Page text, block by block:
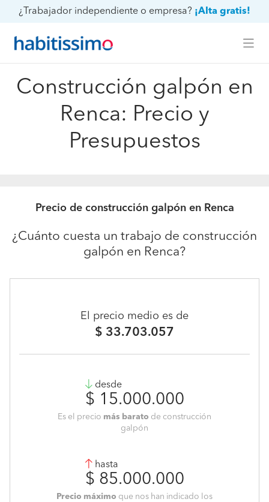
¿Trabajador independiente o empresa? ¡Alta gratis!
Construcción galpón en
Renca: Precio y
Presupuestos
Precio de construcción galpón en Renca
¿Cuánto cuesta un trabajo de construcción
galpón en Renca?
El precio medio es de
$ 33.703.057
desde
$ 15.000.000
Es el precio más barato de construcción
galpón
hasta
$ 85.000.000
Precio máximo que nos han indicado los